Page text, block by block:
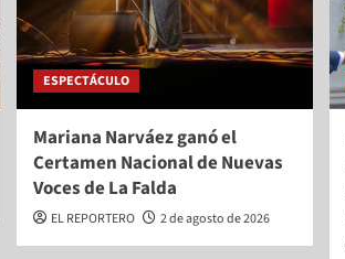
ESPECTÁCULO
Mariana Narváez ganó el
Certamen Nacional de Nuevas
Voces de La Falda
EL REPORTERO 2 de agosto de 2026